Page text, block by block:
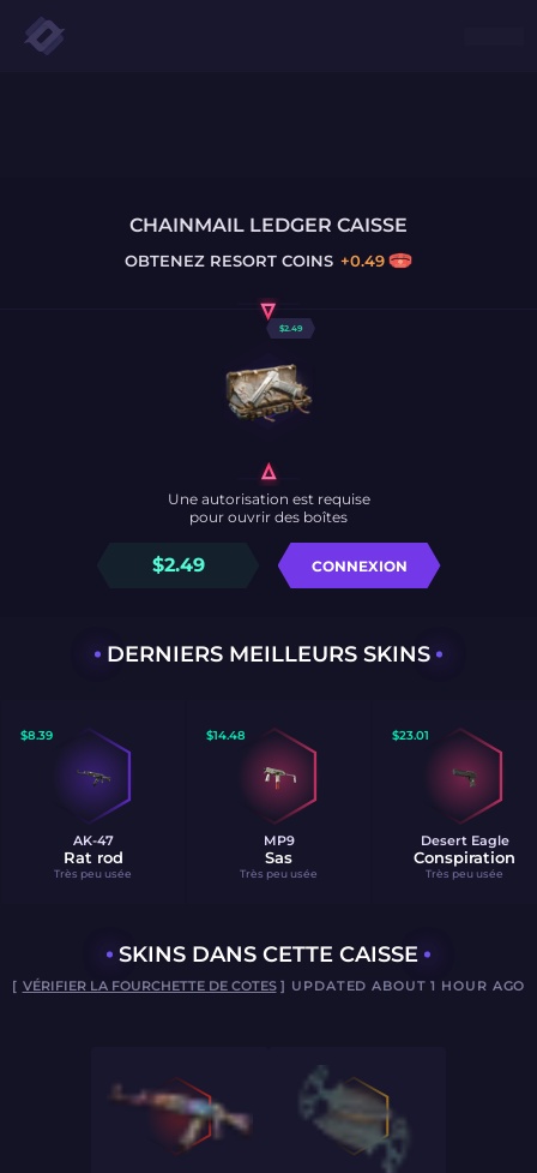
CHAINMAIL LEDGER CAISSE
OBTENEZ RESORT COINS +0.49
$2.49
$2.49 CONNEXION
Une autorisation est requise
pour ouvrir des boîtes
DERNIERS MEILLEURS SKINS
$8.39
AK-47
Rat rod
Très peu usée
$14.48
MP9
Sas
Très peu usée
$23.01
Desert Eagle
Conspiration
Très peu usée
SKINS DANS CETTE CAISSE
[ VÉRIFIER LA FOURCHETTE DE COTES] UPDATED ABOUT 1 HOUR AGO